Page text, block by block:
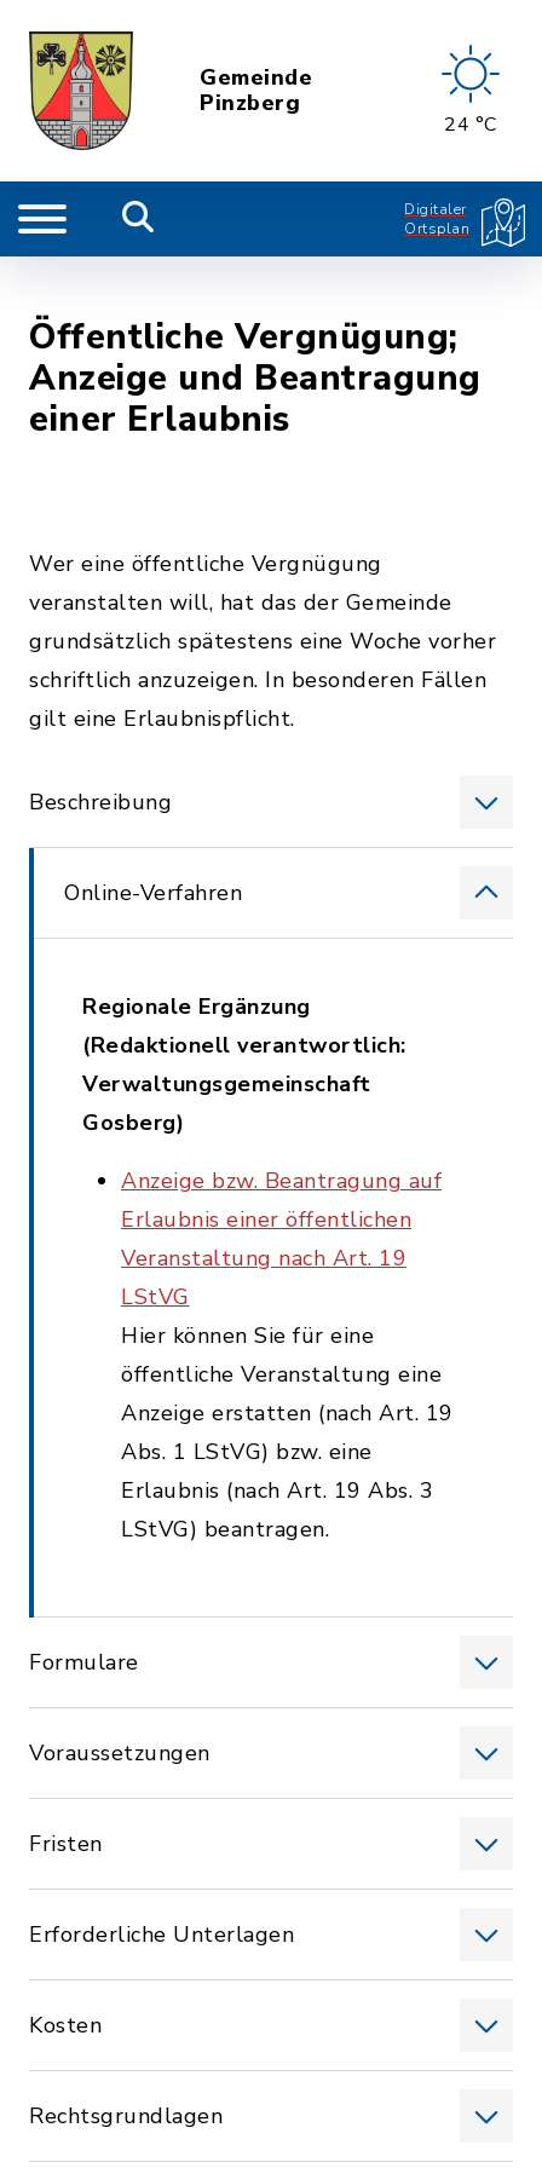
Gemeinde
Pinzberg
24 °C
Digitaler
Ortsplan
Öffentliche Vergnügung;
Anzeige und Beantragung
einer Erlaubnis
Wer eine öffentliche Vergnügung
veranstalten will, hat das der Gemeinde
grundsätzlich spätestens eine Woche vorher
schriftlich anzuzeigen. In besonderen Fällen
gilt eine Erlaubnispflicht.
Beschreibung
Online-Verfahren
Regionale Ergänzung
(Redaktionell verantwortlich:
Verwaltungsgemeinschaft
Gosberg)
Anzeige bzw. Beantragung auf
Erlaubnis einer öffentlichen
Veranstaltung nach Art. 19
LStVG
Hier können Sie für eine
öffentliche Veranstaltung eine
Anzeige erstatten (nach Art. 19
Abs. 1 LStVG) bzw. eine
Erlaubnis (nach Art. 19 Abs. 3
LStVG) beantragen.
Formulare
Voraussetzungen
Fristen
Erforderliche Unterlagen
Kosten
Rechtsgrundlagen